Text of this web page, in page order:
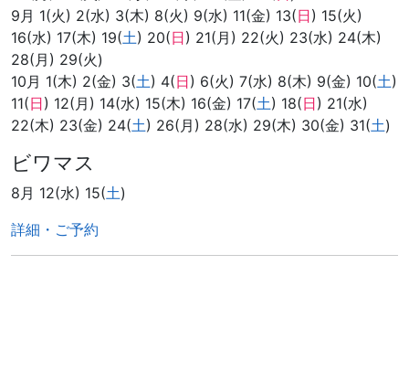
9月 1(火) 2(水) 3(木) 8(火) 9(水) 11(金) 13(日) 15(火)
16(水) 17(木) 19(土) 20(日) 21(月) 22(火) 23(水) 24(木)
28(月) 29(火)
10月 1(木) 2(金) 3(土) 4(日) 6(火) 7(水) 8(木) 9(金) 10(土)
11(日) 12(月) 14(水) 15(木) 16(金) 17(土) 18(日) 21(水)
22(木) 23(金) 24(土) 26(月) 28(水) 29(木) 30(金) 31(土)
ビワマス
8月 12(水) 15(土)
詳細・ご予約